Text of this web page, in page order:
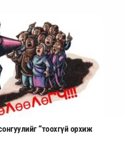
сонгуулийг “тоохгүй орхиж